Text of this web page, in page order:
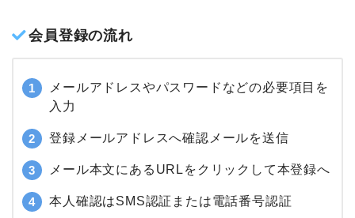
会員登録の流れ
メールアドレスやパスワードなどの必要項目を
入力
登録メールアドレスへ確認メールを送信
メール本文にあるURLをクリックして本登録へ
本人確認はSMS認証または電話番号認証